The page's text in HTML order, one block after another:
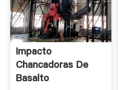
Impacto
Chancadoras De
Basalto